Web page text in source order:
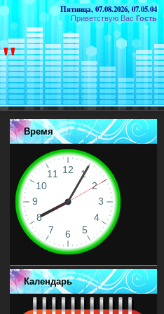
Пятница, 07.08.2026, 07.05.04
Приветствую Вас Гость
Время
Календарь